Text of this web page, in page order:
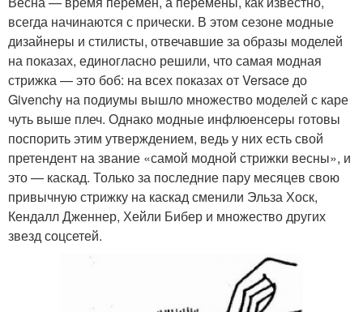
всегда начинаются с прически. В этом сезоне модные
дизайнеры и стилисты, отвечавшие за образы моделей
на показах, единогласно решили, что самая модная
стрижка — это боб: на всех показах от Versace до
Givenchy на подиумы вышло множество моделей с каре
чуть выше плеч. Однако модные инфлюенсеры готовы
поспорить этим утверждением, ведь у них есть свой
претендент на звание «самой модной стрижки весны», и
это — каскад. Только за последние пару месяцев свою
привычную стрижку на каскад сменили Эльза Хоск,
Кендалл Дженнер, Хейли Бибер и множество других
звезд соцсетей.